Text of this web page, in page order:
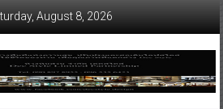
August 8, 2026